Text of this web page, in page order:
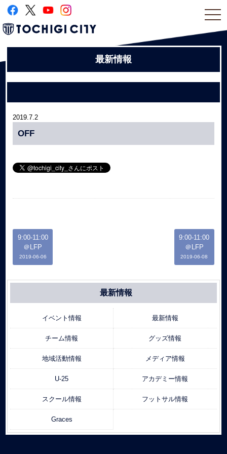
最新情報
2019.7.2
OFF
9:00-11:00
＠LFP
2019-06-06
9:00-11:00
＠LFP
2019-06-08
最新情報
イベント情報 最新情報
チーム情報 グッズ情報
地域活動情報 メディア情報
U-25 アカデミー情報
スクール情報 フットサル情報
Graces